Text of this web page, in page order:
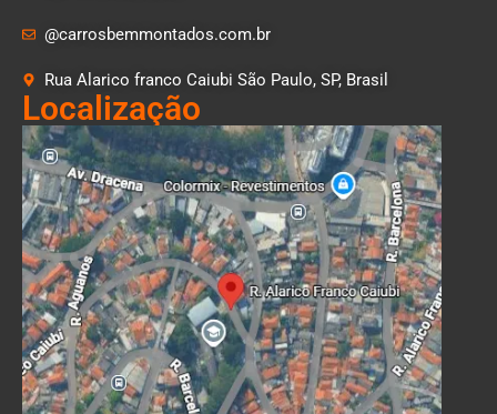
@carrosbemmontados.com.br
Rua Alarico franco Caiubi São Paulo, SP, Brasil
Localização